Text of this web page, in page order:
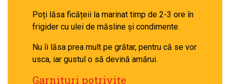
Poți lăsa ficățeii la marinat timp de 2-3 ore în
frigider cu ulei de măsline și condimente.
Nu îi lăsa prea mult pe grătar, pentru că se vor
usca, iar gustul o să devină amărui.
Garnituri potrivite